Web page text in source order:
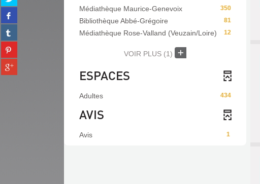
sur
twitter
(Nouvelle
fenêtre)
Partager
sur
facebook
(Nouvelle
fenêtre)
Partager
sur
tumblr
(Nouvelle
fenêtre)
Partager
sur
pinterest
(Nouvelle
Partager
sur
350
Médiathèque Maurice-Genevoix
81
Bibliothèque Abbé-Grégoire
12
Médiathèque Rose-Valland (Veuzain/Loire)
VOIR PLUS (1)
ESPACES
434
Adultes
AVIS
1
Avis